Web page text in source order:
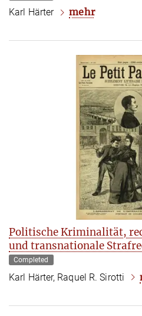
Karl Härter mehr
Politische Kriminalität,
und transnationale
Completed
Karl Härter, Raquel R. Sirotti